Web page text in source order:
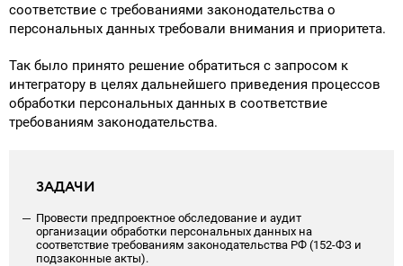
соответствие с требованиями законодательства о
персональных данных требовали внимания и приоритета.
Так было принято решение обратиться с запросом к
интегратору в целях дальнейшего приведения процессов
обработки персональных данных в соответствие
требованиям законодательства.
ЗАДАЧИ
Провести предпроектное обследование и аудит
организации обработки персональных данных на
соответствие требованиям законодательства РФ (152-ФЗ и
подзаконные акты).